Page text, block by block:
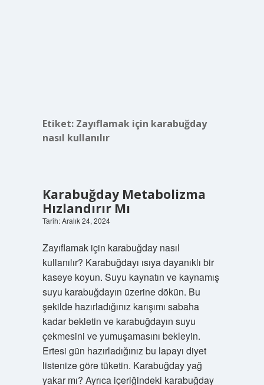
Etiket: Zayıflamak için karabuğday
nasıl kullanılır
Karabuğday Metabolizma
Hızlandırır Mı
Tarih: Aralık 24, 2024
Zayıflamak için karabuğday nasıl
kullanılır? Karabuğdayı ısıya dayanıklı bir
kaseye koyun. Suyu kaynatın ve kaynamış
suyu karabuğdayın üzerine dökün. Bu
şekilde hazırladığınız karışımı sabaha
kadar bekletin ve karabuğdayın suyu
çekmesini ve yumuşamasını bekleyin.
Ertesi gün hazırladığınız bu lapayı diyet
listenize göre tüketin. Karabuğday yağ
yakar mı? Ayrıca içeriğindeki karabuğday